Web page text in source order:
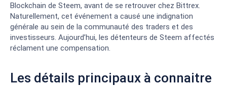
Blockchain de Steem, avant de se retrouver chez Bittrex.
Naturellement, cet événement a causé une indignation
générale au sein de la communauté des traders et des
investisseurs. Aujourd’hui, les détenteurs de Steem affectés
réclament une compensation.
Les détails principaux à connaitre